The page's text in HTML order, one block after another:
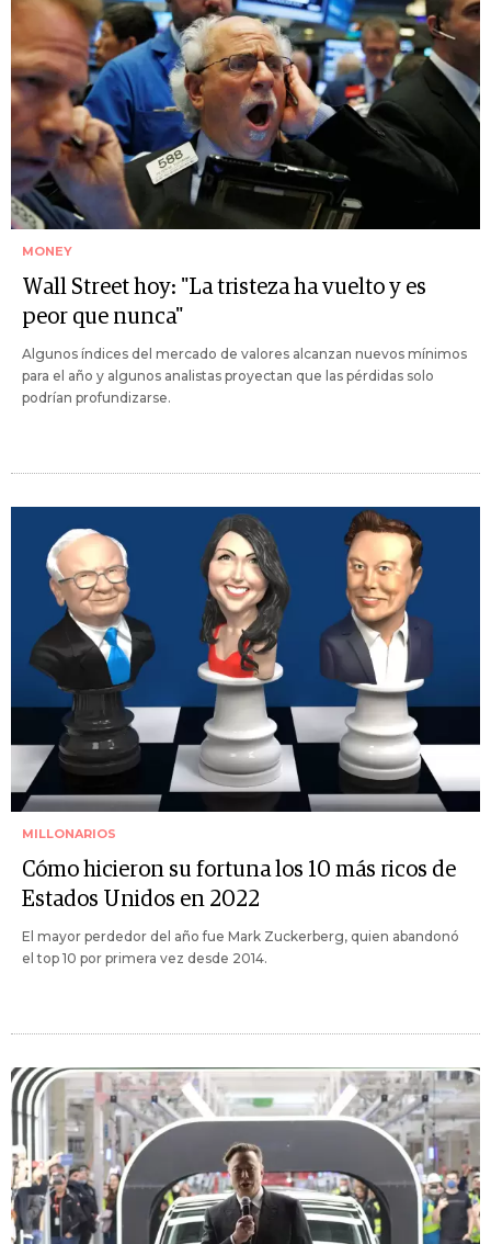
MONEY
Wall Street hoy: "La tristeza ha vuelto y es
peor que nunca"
Algunos índices del mercado de valores alcanzan nuevos mínimos
para el año y algunos analistas proyectan que las pérdidas solo
podrían profundizarse.
MILLONARIOS
Cómo hicieron su fortuna los 10 más ricos de
Estados Unidos en 2022
El mayor perdedor del año fue Mark Zuckerberg, quien abandonó
el top 10 por primera vez desde 2014.